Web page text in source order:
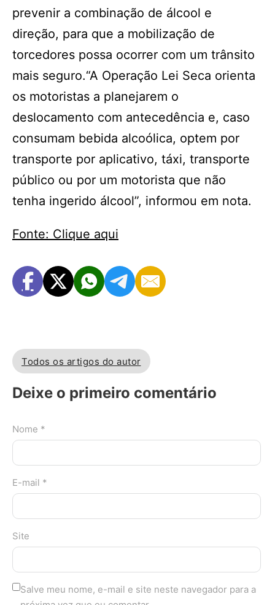
prevenir a combinação de álcool e
direção, para que a mobilização de
torcedores possa ocorrer com um trânsito
mais seguro.“A Operação Lei Seca orienta
os motoristas a planejarem o
deslocamento com antecedência e, caso
consumam bebida alcoólica, optem por
transporte por aplicativo, táxi, transporte
público ou por um motorista que não
tenha ingerido álcool”, informou em nota.
Fonte: Clique aqui
Todos os artigos do autor
Deixe o primeiro comentário
Nome *
E-mail *
Site
Salve meu nome, e-mail e site neste navegador para a